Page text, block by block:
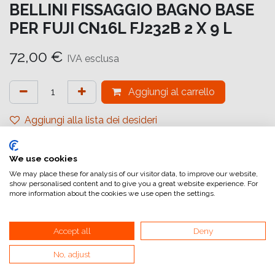
BELLINI FISSAGGIO BAGNO BASE
PER FUJI CN16L FJ232B 2 X 9 L
72,00 € IVA esclusa
Aggiungi al carrello
Aggiungi alla lista dei desideri
attualmente non a magazzino
Riferimento interno:FJ232B-FX
Collegamenti utili
We use cookies
We may place these for analysis of our visitor data, to improve our website,
show personalised content and to give you a great website experience. For
more information about the cookies we use open the settings.
Accept all Deny
No, adjust